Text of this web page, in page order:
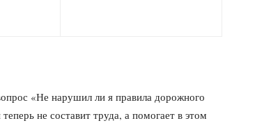
«Не нарушил ли я правила дорожного
не составит труда, а помогает в этом